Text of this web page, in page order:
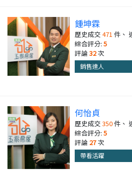
鍾坤霖
歷史成交471 件、
綜合評分:5
評論32次
銷售達人
何怡貞
歷史成交350件、
綜合評分:5
評論 27次
帶看活躍